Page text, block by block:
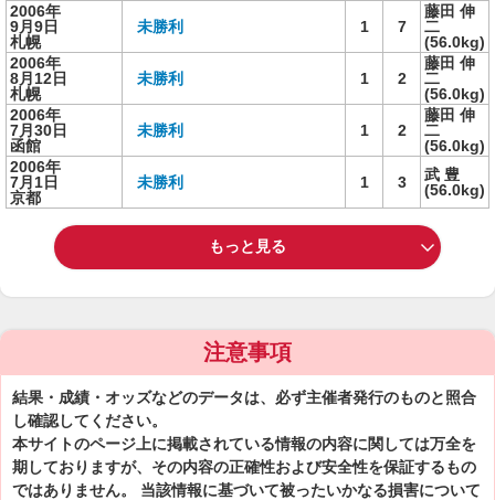
2006年
9月9日
札幌
未勝利 1 7
藤田 伸
二
(56.0kg)
2006年
8月12日
札幌
未勝利 1 2
藤田 伸
二
(56.0kg)
2006年
7月30日
函館
未勝利 1 2
藤田 伸
二
(56.0kg)
2006年
7月1日
京都
未勝利 1 3
武 豊
(56.0kg)
もっと見る
注意事項
結果・成績・オッズなどのデータは、必ず主催者発行のものと照合
し確認してください。
本サイトのページ上に掲載されている情報の内容に関しては万全を
期しておりますが、その内容の正確性および安全性を保証するもの
ではありません。 当該情報に基づいて被ったいかなる損害について